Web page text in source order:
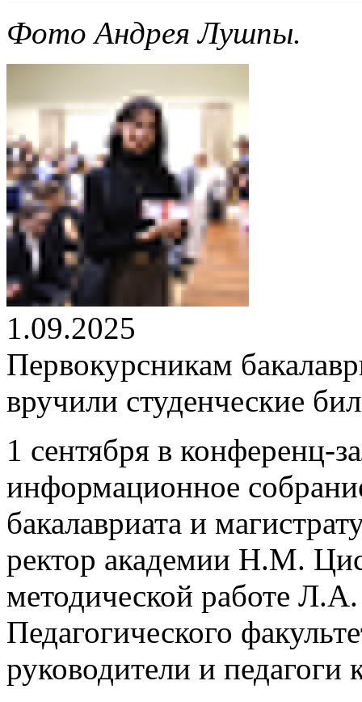
Фото Андрея Лушпы.
1.09.2025
Первокурсникам
вручили студенческие
1 сентября в конференц-
информационное
бакалавриата и
ректор академии Н.М.
методической работе
Педагогического
руководители и педагоги